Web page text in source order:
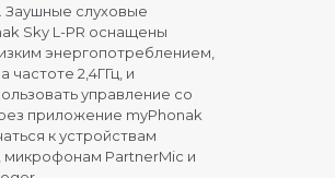
Заушные слуховые
Sky L-PR оснащены
энергопотреблением,
2,4ГГц, и
управление со
приложение myPhonak
к устройствам
микрофонам PartnerMic и